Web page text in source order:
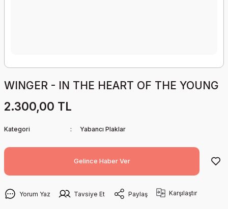
WINGER - IN THE HEART OF THE YOUNG
2.300,00 TL
Kategori Yabancı Plaklar
Gelince Haber Ver
Yorum Yaz Tavsiye Et Paylaş Karşılaştır